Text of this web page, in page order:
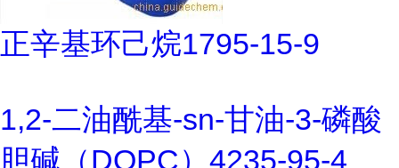
正辛基环己烷1795-15-9
1,2-二油酰基-sn-甘油-3-磷酸
胆碱（DOPC）4235-95-4